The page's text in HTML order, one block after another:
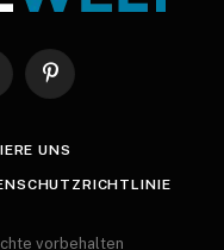
Pinterest
UNS
vorbehalten